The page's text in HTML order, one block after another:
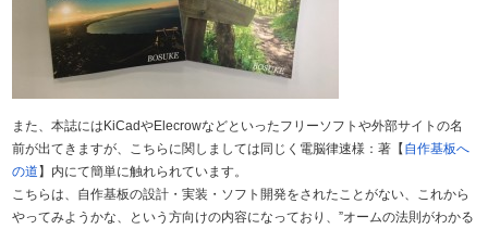
また、本誌にはKiCadやElecrowなどといったフリーソフトや外部サイトの名
前が出てきますが、こちらに関しましては同じく電脳律速様：著【 自作基板へ
の道 】内にて簡単に触れられています。
こちらは、自作基板の設計・実装・ソフト開発をされたことがない、これから
やってみようかな、という方向けの内容になっており、”オームの法則がわかる